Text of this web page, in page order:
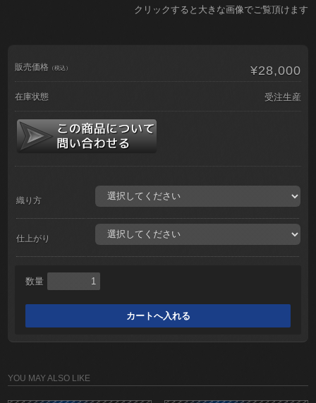
クリックすると大きな画像でご覧頂けます
販売価格 （税込） ¥28,000
在庫状態 受注生産
織り方
仕上がり
数量
YOU MAY ALSO LIKE